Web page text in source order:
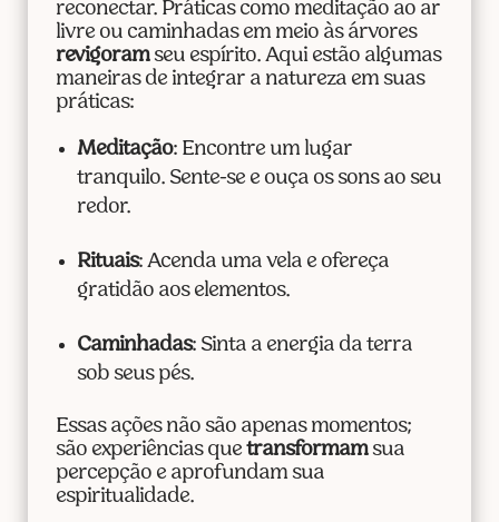
reconectar. Práticas como meditação ao ar
livre ou caminhadas em meio às árvores
revigoramseu espírito. Aqui estão algumas
maneiras de integrar a natureza em suas
práticas:
Meditação: Encontre um lugar
tranquilo. Sente-se e ouça os sons ao seu
redor.
Rituais: Acenda uma vela e ofereça
gratidão aos elementos.
Caminhadas: Sinta a energia da terra
sob seus pés.
Essas ações não são apenas momentos;
são experiências que transformamsua
percepção e aprofundam sua
espiritualidade.